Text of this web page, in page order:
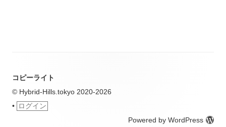
コピーライト
© Hybrid-Hills.tokyo 2020-2026
• ログイン
Powered by WordPress